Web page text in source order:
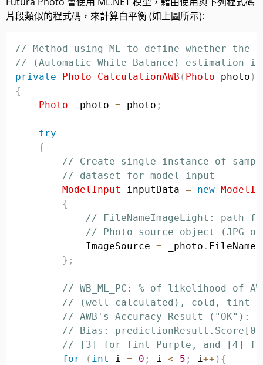
片段類似的程式碼，來計算白平衡 (如上圖所示):
// Method using ML to define whether the
// (Automatic White Balance) estimation
private
Photo CalculationAWB ( Photo photo )
{
Photo _photo = photo ;
try
{
// Create single instance of
// dataset for model input
ModelInput
inputData = new
{
// FileNameImageLight: path
// Photo source object (JPG
            ImageSource
= _photo .
} ;
// WB_ML_PC: % of likelihood of
// (well calculated), cold, tint
// AWB's Accuracy Result ("OK"):
// Bias:
// [3] for Tint Purple, and [4] for
for
( int i = 0 ; i < 5 ; i ++ ) {